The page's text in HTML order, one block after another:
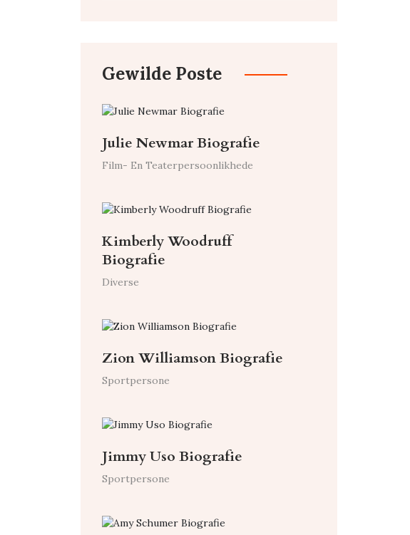
Gewilde Poste
Julie Newmar Biografie
Film- En Teaterpersoonlikhede
Kimberly Woodruff
Biografie
Diverse
Zion Williamson Biografie
Sportpersone
Jimmy Uso Biografie
Sportpersone